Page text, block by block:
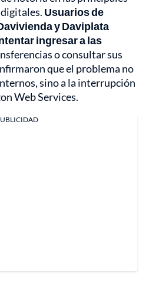
Usuarios de
y Daviplata
ingresar a las
o consultar sus
que el problema no
sino a la interrupción
Web Services.